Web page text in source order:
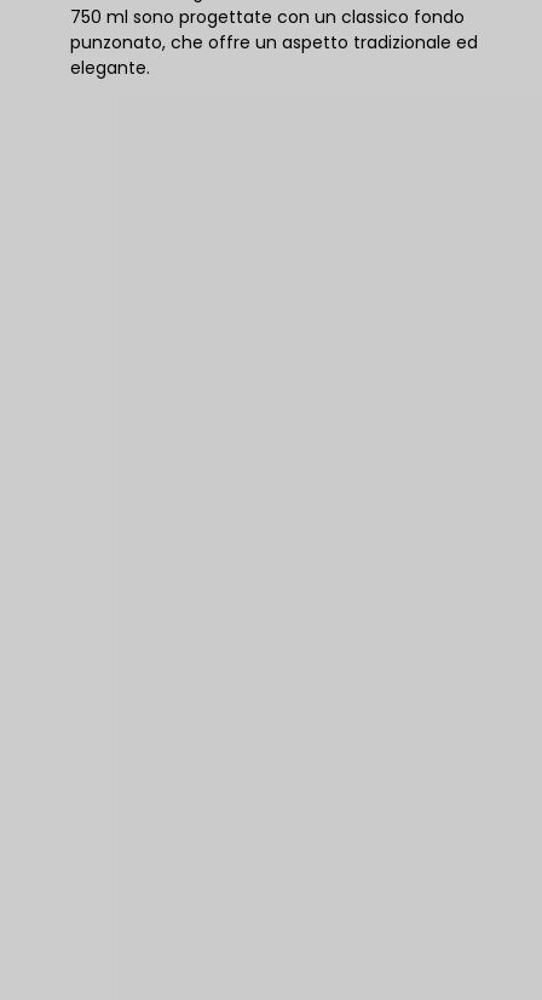
750 ml sono progettate con un classico fondo
punzonato, che offre un aspetto tradizionale ed
elegante.